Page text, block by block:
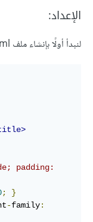
الإعداد:
لنبدأ أولًا بإنشاء ملف nodes.html والذي يحوي التعليمات التالية:
padding:
;
}
-family: